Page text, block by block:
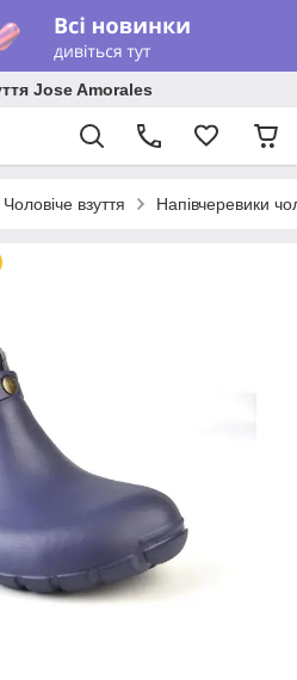
Jose Amorales
Чоловіче взуття Напівчеревики